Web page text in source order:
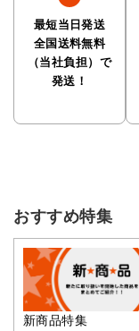
最短当日発送
全国送料無料
（当社負担）で
発送！
おすすめ特集
新商品特集